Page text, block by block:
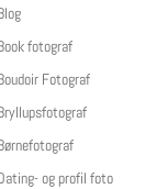
fotograf
Fotograf
og profil foto